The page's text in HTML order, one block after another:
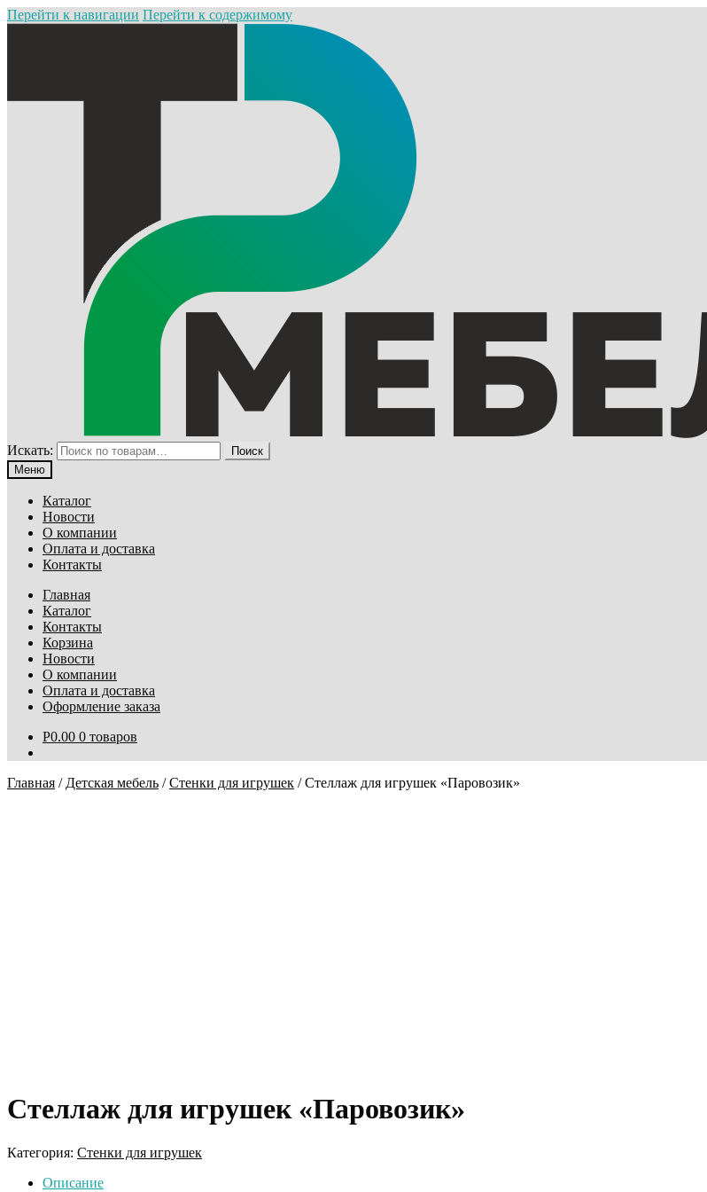
Перейти к навигации Перейти к содержимому
Искать:
Поиск
Меню
Каталог
Новости
О компании
Оплата и доставка
Контакты
Главная
Каталог
Контакты
Корзина
Новости
О компании
Оплата и доставка
Оформление заказа
Р0.00 0 товаров
Главная / Детская мебель /Стенки для игрушек /Стеллаж для игрушек «Паровозик»
Стеллаж для игрушек «Паровозик»
Категория: Стенки для игрушек
Описание